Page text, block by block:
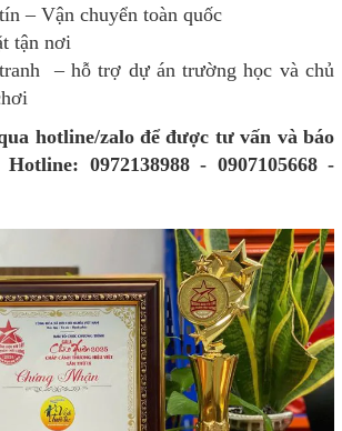
– Vận chuyển toàn quốc
tận nơi
– hỗ trợ dự án trường học và chủ
hotline/zalo để được tư vấn và báo
Hotline: 0972138988 - 0907105668 -